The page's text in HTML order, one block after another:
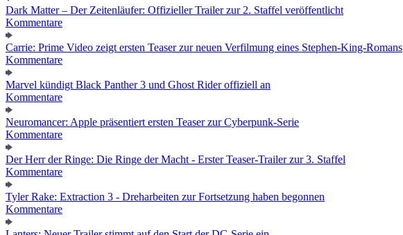
Dark Matter – Der Zeitenläufer: Offizieller Trailer zur 2. Staffel veröffentlicht
Kommentare
Carrie: Prime Video zeigt ersten Teaser zur neuen Verfilmung eines Stephen-King-Romans
Kommentare
Marvel kündigt Black Panther 3 und Ghost Rider offiziell an
Kommentare
Neuromancer: Apple präsentiert ersten Teaser zur Cyberpunk-Serie
Kommentare
Der Herr der Ringe: Die Ringe der Macht - Erster Teaser-Trailer zur 3. Staffel
Kommentare
Tyler Rake: Extraction 3 - Dreharbeiten zur Fortsetzung haben begonnen
Kommentare